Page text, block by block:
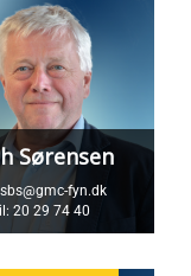
sbs@gmc-fyn.dk
20 29 74 40
Sørensen